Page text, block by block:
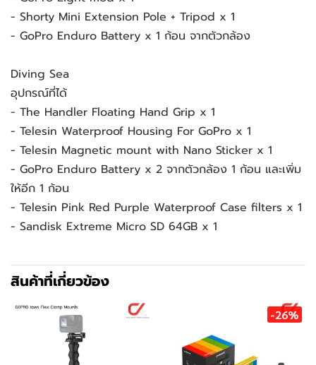
- Shorty Mini Extension Pole + Tripod x 1
- GoPro Enduro Battery x 1 ก้อน จากตัวกล้อง
Diving Sea
อุปกรณ์ที่ได้
- The Handler Floating Hand Grip x 1
- Telesin Waterproof Housing For GoPro x 1
- Telesin Magnetic mount with Nano Sticker x 1
- GoPro Enduro Battery x 2 จากตัวกล้อง 1 ก้อน และเพิ่ม
ให้อีก 1 ก้อน
- Telesin Pink Red Purple Waterproof Case filters x 1
- Sandisk Extreme Micro SD 64GB x 1
สินค้าที่เกี่ยวข้อง
-26%